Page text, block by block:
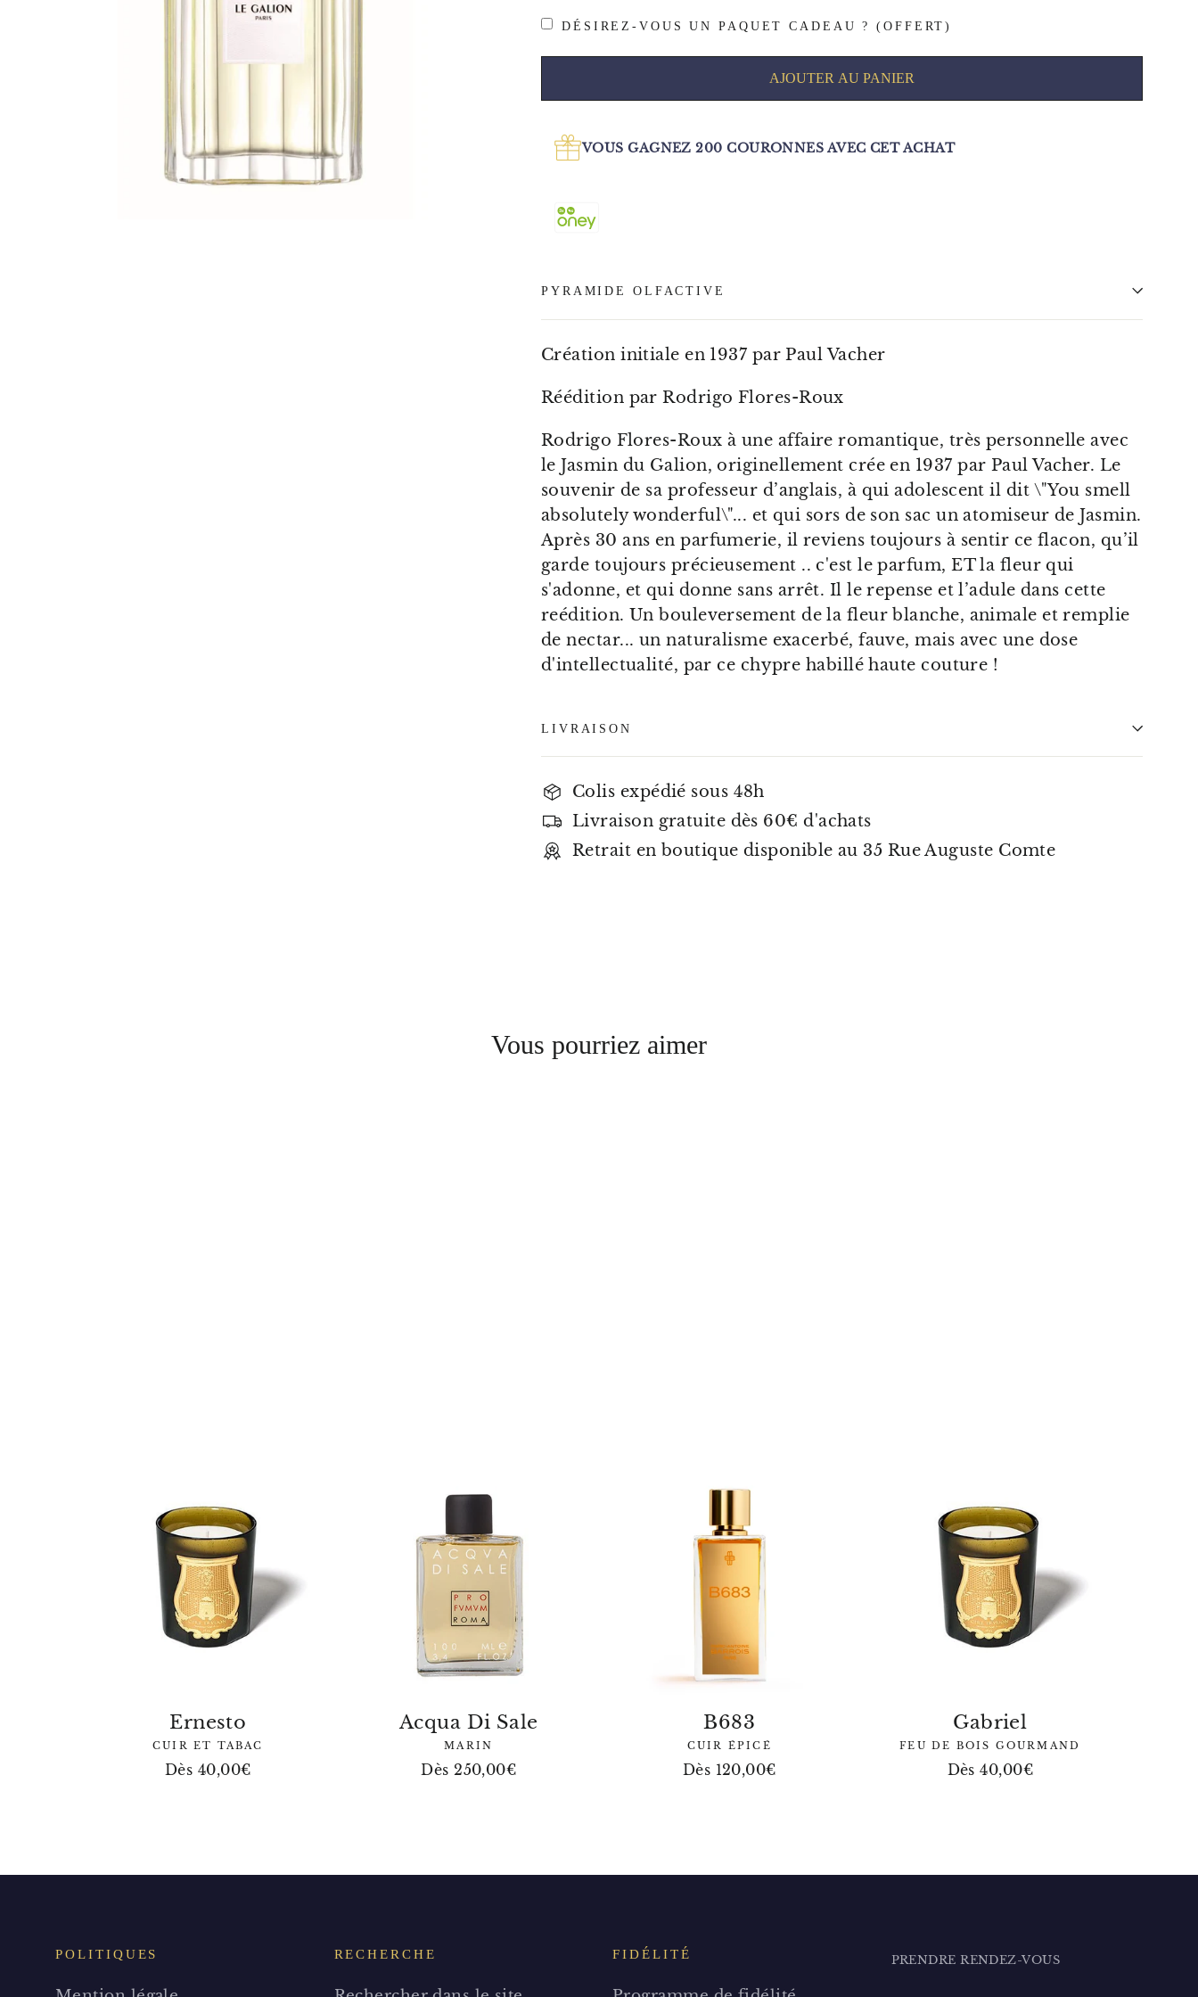
DÉSIREZ-VOUS UN PAQUET CADEAU ? (OFFERT)
AJOUTER AU PANIER
VOUS GAGNEZ200 COURONNES AVEC CET ACHAT
PYRAMIDE OLFACTIVE
Création initiale en 1937 par Paul Vacher
Réédition par Rodrigo Flores-Roux
Rodrigo Flores-Roux à une affaire romantique, très personnelle avec
le Jasmin du Galion, originellement crée en 1937 par Paul Vacher. Le
souvenir de sa professeur d’anglais, à qui adolescent il dit \"You smell
absolutely wonderful\"... et qui sors de son sac un atomiseur de Jasmin.
Après 30 ans en parfumerie, il reviens toujours à sentir ce flacon, qu’il
garde toujours précieusement .. c'est le parfum, ET la fleur qui
s'adonne, et qui donne sans arrêt. Il le repense et l’adule dans cette
reédition. Un bouleversement de la fleur blanche, animale et remplie
de nectar... un naturalisme exacerbé, fauve, mais avec une dose
d'intellectualité, par ce chypre habillé haute couture !
LIVRAISON
Colis expédié sous 48h
Livraison gratuite dès 60€ d'achats
Retrait en boutique disponible au 35 Rue Auguste Comte
Vous pourriez aimer
Ernesto
CUIR ET TABAC
Dès 40,00€
Acqua Di Sale
MARIN
Dès 250,00€
B683
CUIR ÉPICÉ
Dès 120,00€
Gabriel
FEU DE BOIS GOURMAND
Dès 40,00€
POLITIQUES RECHERCHE FIDÉLITÉ PRENDRE RENDEZ-VOUS